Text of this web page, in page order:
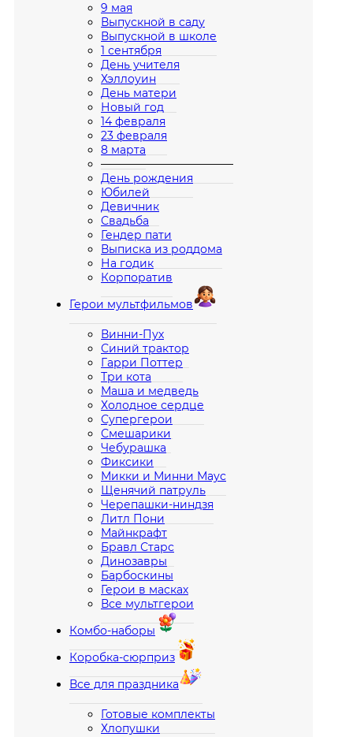
9 мая
Выпускной в саду
Выпускной в школе
1 сентября
День учителя
Хэллоуин
День матери
Новый год
14 февраля
23 февраля
8 марта
————————————
День рождения
Юбилей
Девичник
Свадьба
Гендер пати
Выписка из роддома
На годик
Корпоратив
Герои мультфильмов
Винни-Пух
Синий трактор
Гарри Поттер
Три кота
Маша и медведь
Холодное сердце
Супергерои
Смешарики
Чебурашка
Фиксики
Микки и Минни Маус
Щенячий патруль
Черепашки-ниндзя
Литл Пони
Майнкрафт
Бравл Старс
Динозавры
Барбоскины
Герои в масках
Все мультгерои
Комбо-наборы
Коробка-сюрприз
Все для праздника
Готовые комплекты
Хлопушки